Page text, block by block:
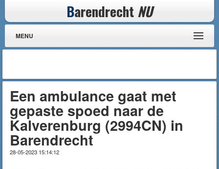
Barendrecht NU
MENU
Een ambulance gaat met
gepaste spoed naar de
Kalverenburg (2994CN) in
Barendrecht
28-05-2023 15:14:12